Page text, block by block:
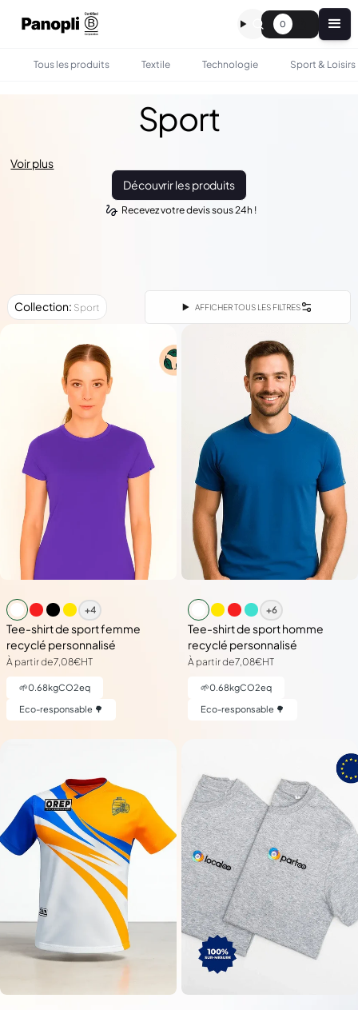
0
Tous les produits Textile Technologie Sport & Loisirs
Sport
Voir plus
Découvrir les produits
Recevez votre devis sous 24h !
Collection: Sport AFFICHER TOUS LES FILTRES
+4
Tee-shirt de sport femme
recyclé personnalisé
À partir de7,08€HT
🌱0.68kgCO2eq
Eco-responsable 🌳
+6
Tee-shirt de sport homme
recyclé personnalisé
À partir de7,08€HT
🌱0.68kgCO2eq
Eco-responsable 🌳